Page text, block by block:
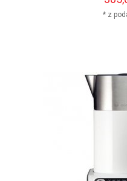
* z